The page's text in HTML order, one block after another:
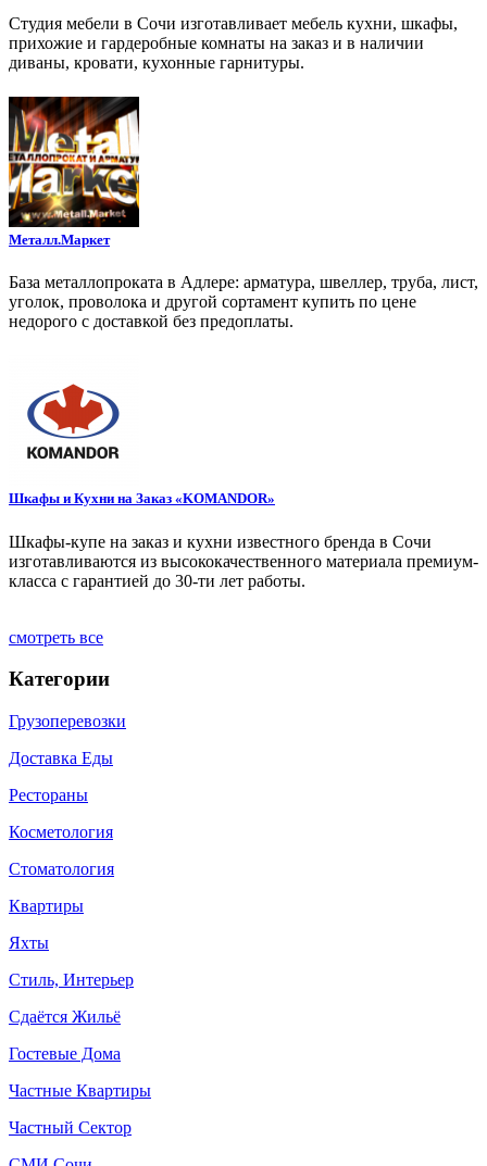
Студия мебели в Сочи изготавливает мебель кухни, шкафы,
прихожие и гардеробные комнаты на заказ и в наличии
диваны, кровати, кухонные гарнитуры.
Металл.Маркет
База металлопроката в Адлере: арматура, швеллер, труба, лист,
уголок, проволока и другой сортамент купить по цене
недорого с доставкой без предоплаты.
Шкафы и Кухни на Заказ «KOMANDOR»
Шкафы-купе на заказ и кухни известного бренда в Сочи
изготавливаются из высококачественного материала премиум-
класса с гарантией до 30-ти лет работы.
смотреть все
Категории
Грузоперевозки
Доставка Еды
Рестораны
Косметология
Стоматология
Квартиры
Яхты
Стиль, Интерьер
Сдаётся Жильё
Гостевые Дома
Частные Квартиры
Частный Сектор